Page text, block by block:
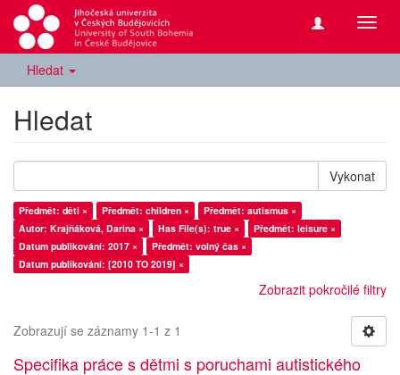
Hledat
Hledat
Vykonat
Předmět: děti × Předmět: children ×
Předmět: autismus ×
Autor: Krajňáková, Darina ×
Has File(s): true ×
Předmět: leisure ×
Datum publikování: 2017 ×
Předmět: volný čas ×
Datum publikování: [2010 TO 2019] ×
Zobrazit pokročilé filtry
Zobrazují se záznamy 1-1 z 1
Specifika práce s dětmi s poruchami autistického